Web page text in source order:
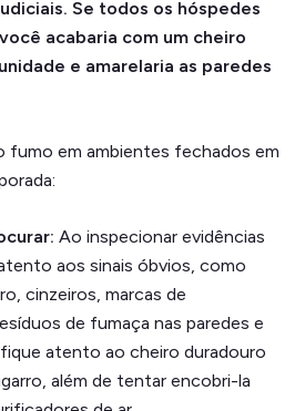
Se todos os hóspedes
acabaria com um cheiro
e amarelaria as paredes
fumo em ambientes fechados em
Ao inspecionar evidências
aos sinais óbvios, como
cinzeiros, marcas de
de fumaça nas paredes e
atento ao cheiro duradouro
além de tentar encobri-la